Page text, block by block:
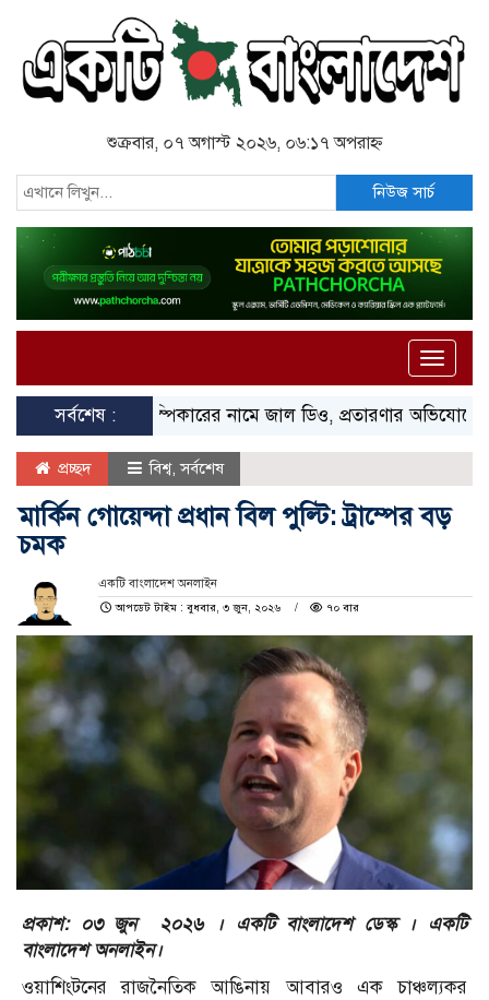
শুক্রবার, ০৭ অগাস্ট ২০২৬, ০৬:১৭ অপরাহ্ন
নিউজ সার্চ
Toggle
সর্বশেষ :
স্পিকারের নামে জাল ডিও, প্রতারণার অভিযোগে
প্রচ্ছদ বিশ্ব,সর্বশেষ
মার্কিন গোয়েন্দা প্রধান বিল পুল্টি: ট্রাম্পের বড়
চমক
একটি বাংলাদেশ অনলাইন
আপডেট টাইম : বুধবার, ৩ জুন, ২০২৬
৭০ বার
প্রকাশ: ০৩ জুন ২০২৬ । একটি বাংলাদেশ ডেস্ক । একটি
বাংলাদেশ অনলাইন।
ওয়াশিংটনের রাজনৈতিক আঙিনায় আবারও এক চাঞ্চল্যকর